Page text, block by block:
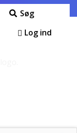
Søg
Log ind